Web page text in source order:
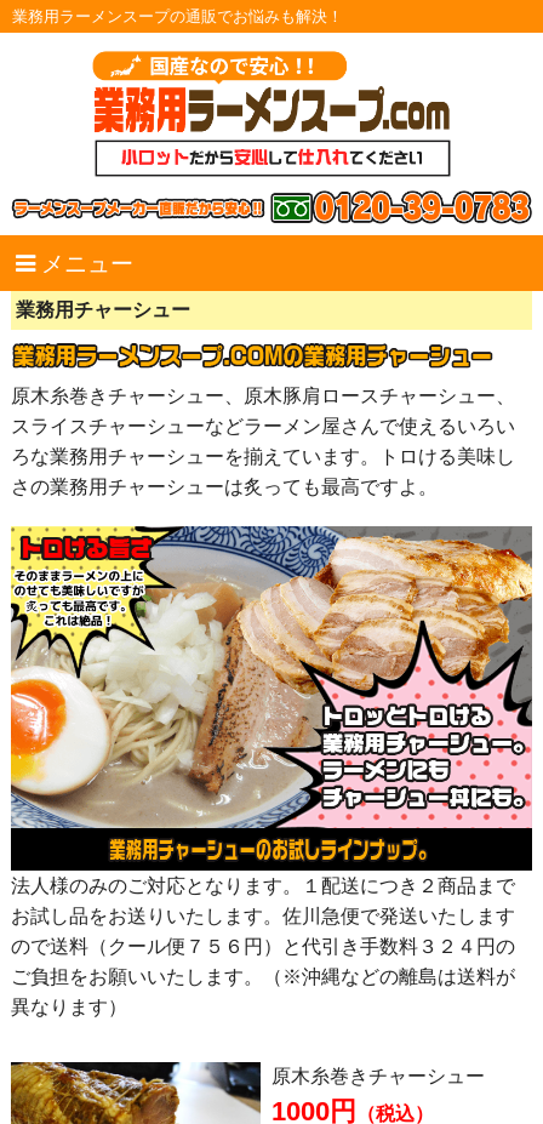
業務用ラーメンスープの通販でお悩みも解決！
メニュー
業務用チャーシュー
原木糸巻きチャーシュー、原木豚肩ロースチャーシュー、
スライスチャーシューなどラーメン屋さんで使えるいろい
ろな業務用チャーシューを揃えています。トロける美味し
さの業務用チャーシューは炙っても最高ですよ。
法人様のみのご対応となります。１配送につき２商品まで
お試し品をお送りいたします。佐川急便で発送いたします
ので送料（クール便７５６円）と代引き手数料３２４円の
ご負担をお願いいたします。（※沖縄などの離島は送料が
異なります）
原木糸巻きチャーシュー
1000円 （税込）